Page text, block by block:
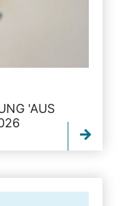
'AUS